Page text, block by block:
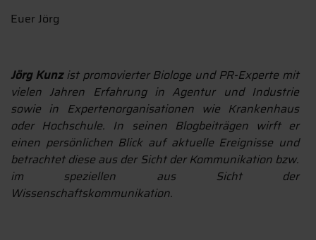
Euer Jörg
Jörg Kunzist promovierter Biologe und PR-Experte mit
vielen Jahren Erfahrung in Agentur und Industrie
sowie in Expertenorganisationen wie Krankenhaus
oder Hochschule. In seinen Blogbeiträgen wirft er
einen persönlichen Blick auf aktuelle Ereignisse und
betrachtet diese aus der Sicht der Kommunikation bzw.
im speziellen aus Sicht der
Wissenschaftskommunikation.